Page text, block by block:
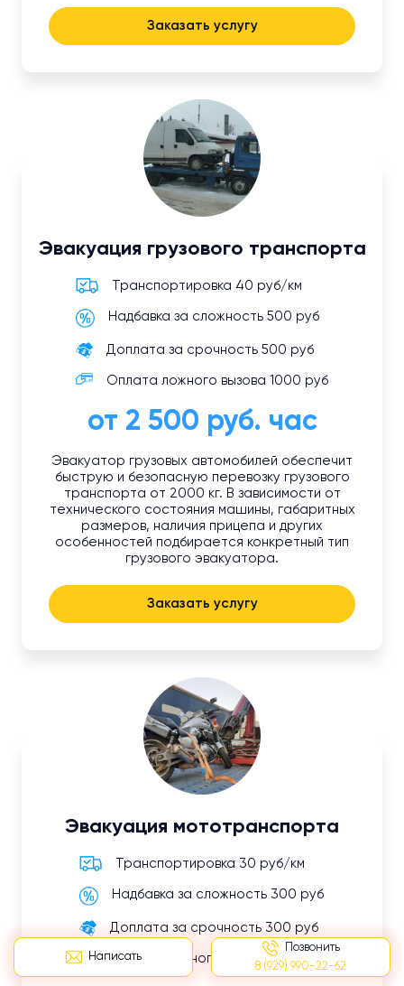
Написать
Позвонить
8 (929) 990-22-62
Заказать услугу
Эвакуация грузового транспорта
Транспортировка 40 руб/км
Надбавка за сложность 500 руб
Доплата за срочность 500 руб
Оплата ложного вызова 1000 руб
от 2 500 руб. час
Эвакуатор грузовых автомобилей обеспечит
быструю и безопасную перевозку грузового
транспорта от 2000 кг. В зависимости от
технического состояния машины, габаритных
размеров, наличия прицепа и других
особенностей подбирается конкретный тип
грузового эвакуатора.
Заказать услугу
Эвакуация мототранспорта
Транспортировка 30 руб/км
Надбавка за сложность 300 руб
Доплата за срочность 300 руб
Оплата ложного вызова 500 руб